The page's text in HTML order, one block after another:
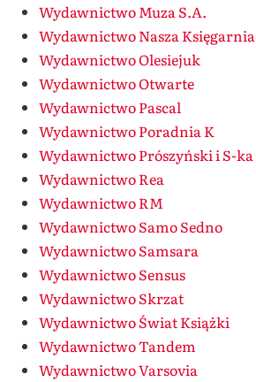
Wydawnictwo Muza S.A.
Wydawnictwo Nasza Księgarnia
Wydawnictwo Olesiejuk
Wydawnictwo Otwarte
Wydawnictwo Pascal
Wydawnictwo Poradnia K
Wydawnictwo Prószyński i S-ka
Wydawnictwo Rea
Wydawnictwo RM
Wydawnictwo Samo Sedno
Wydawnictwo Samsara
Wydawnictwo Sensus
Wydawnictwo Skrzat
Wydawnictwo Świat Książki
Wydawnictwo Tandem
Wydawnictwo Varsovia